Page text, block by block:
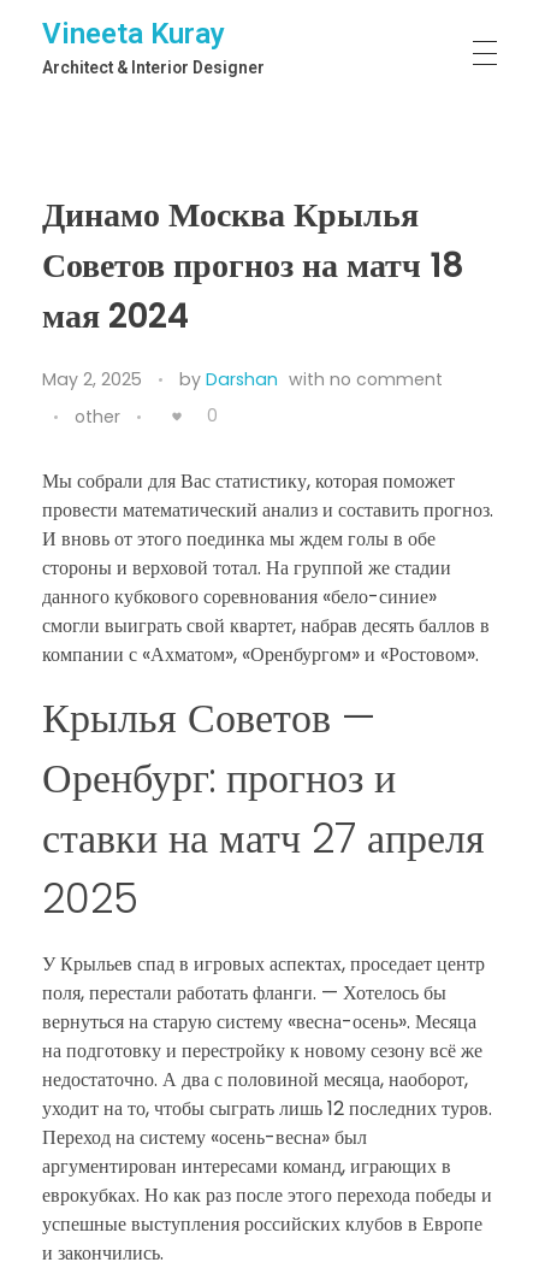
Vineeta Kuray
Architect & Interior Designer
Динамо Москва Крылья
Советов прогноз на матч 18
мая 2024
May 2, 2025 by Darshan with no comment
other
0
Мы собрали для Вас статистику, которая поможет
провести математический анализ и составить прогноз.
И вновь от этого поединка мы ждем голы в обе
стороны и верховой тотал. На группой же стадии
данного кубкового соревнования «бело-синие»
смогли выиграть свой квартет, набрав десять баллов в
компании с «Ахматом», «Оренбургом» и «Ростовом».
Крылья Советов —
Оренбург: прогноз и
ставки на матч 27 апреля
2025
У Крыльев спад в игровых аспектах, проседает центр
поля, перестали работать фланги. — Хотелось бы
вернуться на старую систему «весна-осень». Месяца
на подготовку и перестройку к новому сезону всё же
недостаточно. А два с половиной месяца, наоборот,
уходит на то, чтобы сыграть лишь 12 последних туров.
Переход на систему «осень-весна» был
аргументирован интересами команд, играющих в
еврокубках. Но как раз после этого перехода победы и
успешные выступления российских клубов в Европе
и закончились.